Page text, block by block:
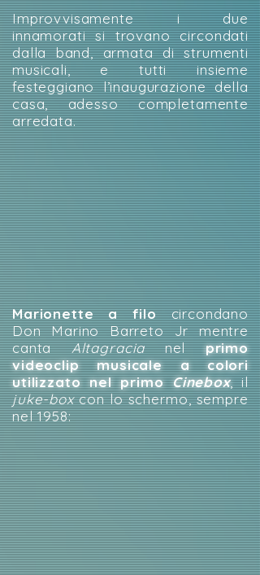
Improvvisamente i due
innamorati si trovano circondati
dalla band, armata di strumenti
musicali, e tutti insieme
festeggiano l’inaugurazione della
casa, adesso completamente
arredata.
Marionette a filocircondano
Don Marino Barreto Jr mentre
cantaAltagracianelprimo
videoclip musicale a colori
utilizzato nel primoCinebox, il
juke-boxcon lo schermo, sempre
nel 1958: